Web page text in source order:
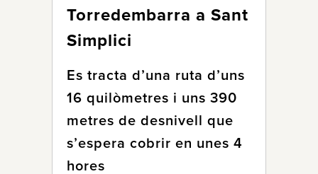
Torredembarra a Sant
Simplici
Es tracta d’una ruta d’uns
16 quilòmetres i uns 390
metres de desnivell que
s’espera cobrir en unes 4
hores